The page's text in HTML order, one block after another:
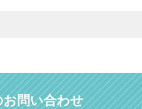
問い合わせ